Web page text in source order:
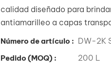
calidad diseñado para
antiamarilleo a capas
Número de artículo : DW-2K
Pedido (MOQ) : 200 L